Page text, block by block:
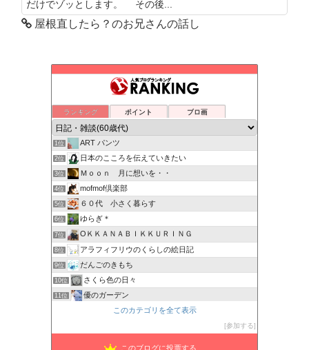
だけでゾッとします。 その後...
屋根直したら？のお兄さんの話し
ランキング ポイント ブロ画
1位 ART パンツ
2位 日本のこころを伝えていきたい
3位 Ｍｏｏｎ 月に想いを・・
4位 mofmof倶楽部
5位 ６０代 小さく暮らす
6位 ゆらぎ＊
7位 OＫＫＡＮＡＢＩＫＫＵＲＩＮＧ
8位 アラフィフリウのくらしの絵日記
9位 だんごのきもち
10位 さくら色の日々
11位 優のガーデン
瑠璃子のシニアライフブログ・マイペースでいこう！
このカテゴリを全て表示
参加する
このブログに投票する